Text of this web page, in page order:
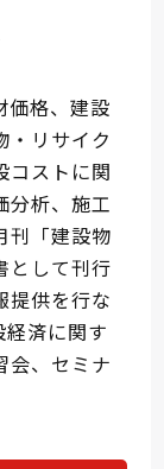
価格、建設
・リサイク
コストに関
分析、施工
刊「建設物
として刊行
提供を行な
済に関す
会、セミナ